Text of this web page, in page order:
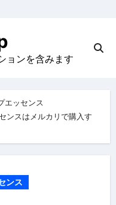
ョンを含みます
エッセンス
ンスはメルカリで購入す
ンス